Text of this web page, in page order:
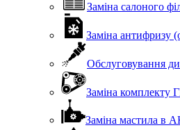
Заміна салоного
Заміна антифризу
Обслуговування
Заміна комплекту
Заміна мастила в